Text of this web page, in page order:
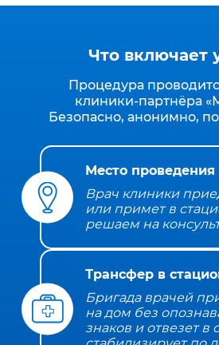
Что включает
Процедура
клиники‑партнёра
Безопасно, анонимно,
Место проведения
Врач клиники
или примет в
решаем на
Трансфер в
Бригада врачей
на дом без
знаков и отвезет в